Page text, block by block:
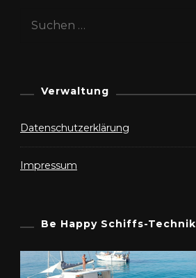
Suchen
Verwaltung
Datenschutzerklärung
Impressum
Be Happy Schiffs-Technik